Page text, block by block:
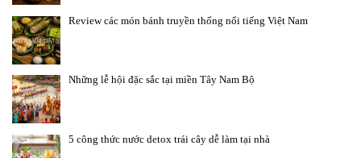
Review các món bánh truyền thống nổi tiếng Việt Nam
Những lễ hội đặc sắc tại miền Tây Nam Bộ
5 công thức nước detox trái cây dễ làm tại nhà